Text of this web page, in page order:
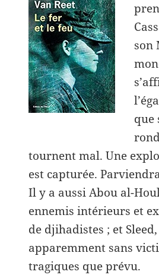
son
que
tournent mal. Une
est capturée.
Il y a aussi Abou al-
ennemis intérieurs et
de djihadistes ; et
apparemment sans
tragiques que prévu.